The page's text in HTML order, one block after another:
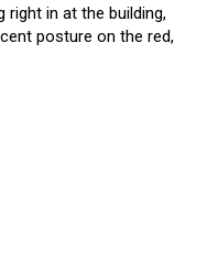
right in at the building,
posture on the red,